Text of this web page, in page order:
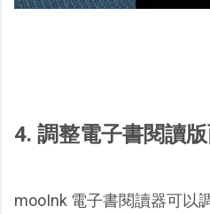
4. 調整電子書閱讀
mooInk 電子書閱讀器可以